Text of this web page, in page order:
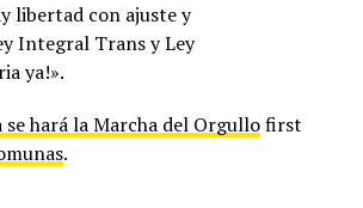
libertad con ajuste y
Integral Trans y Ley
ya!».
se hará la Marcha del Orgullofirst
.